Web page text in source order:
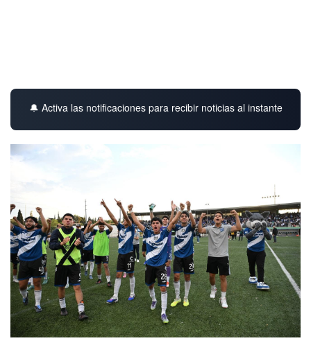
🔔 Activa las notificaciones para recibir noticias al instante